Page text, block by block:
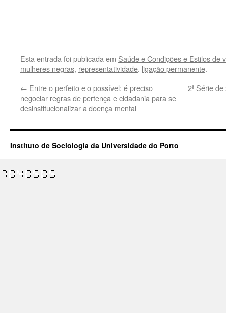
Esta entrada foi publicada em Saúde e Condições e Estilos de
mulheres negras, representatividade. ligação permanente.
← Entre o perfeito e o possível: é preciso
negociar regras de pertença e cidadania para se
desinstitucionalizar a doença mental
2ª Série
Instituto de Sociologia da Universidade do Porto